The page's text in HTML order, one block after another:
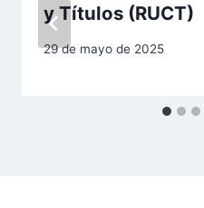
y Títulos (RUCT)
29 de mayo de 2025